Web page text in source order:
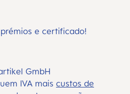
GmbH
IVA mais custos de
e certificado!